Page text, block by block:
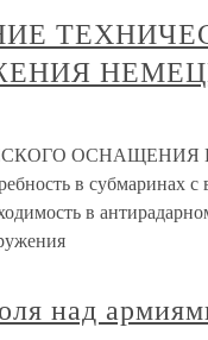
в субмаринах с
в
над